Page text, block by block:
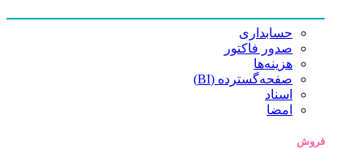
حسابداری
صدور فاکتور
هزینه‌ها
صفحه‌گسترده (BI)
اسناد
امضا
فروش